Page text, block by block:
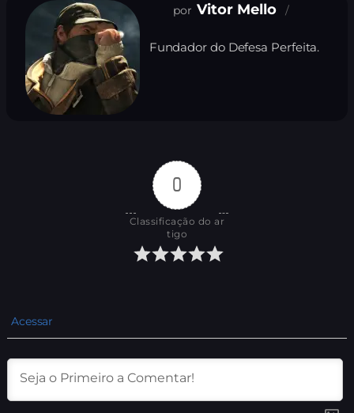
Vitor Mello
Fundador do Defesa Perfeita.
0
Classificação do ar
tigo
Acessar